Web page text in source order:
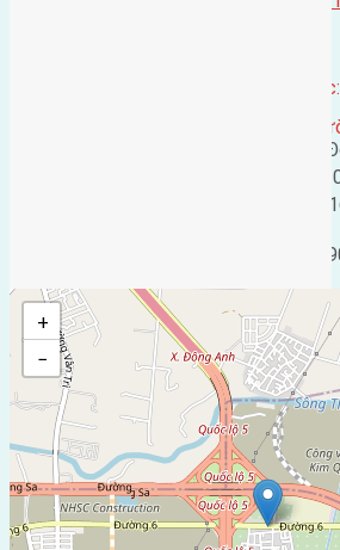
Tên liên lạc:
Địa chỉ
Đông Hội,
+
−